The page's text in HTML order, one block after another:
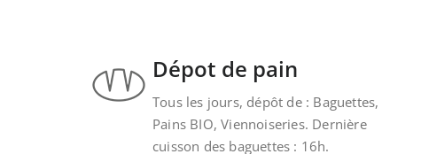
Dépot de pain
Tous les jours, dépôt de : Baguettes,
Pains BIO, Viennoiseries. Dernière
cuisson des baguettes : 16h.